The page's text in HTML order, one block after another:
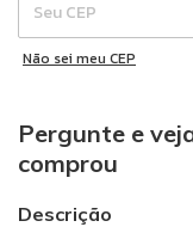
Não sei meu CEP
Pergunte e
comprou
Descrição